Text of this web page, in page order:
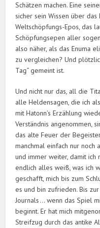
Schätzen machen. Eine
sicher sein ­Wissen über das
Weltschöpfungs-Epos, das
Schöpfungsepen aller
also näher, als das Enuma
zu vergleichen? Und
Tag“ gemeint ist.
Und nicht nur das, all die
alle Heldensagen, die ich
mit Hatonn’s Erzählung
Verständnis angenommen,
das alte Feuer der
manchmal einfach nur
und immer weiter, damit ich
endlich alles weiß, was ich
geschafft, mich bis zum
es und bin zufrieden. Bis
Journals … wenn das Spiel
beginnt. Er hat mich
Streifzug durch das antike